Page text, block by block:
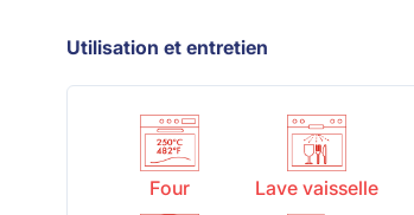
Utilisation et entretien
Four Lave vaisselle